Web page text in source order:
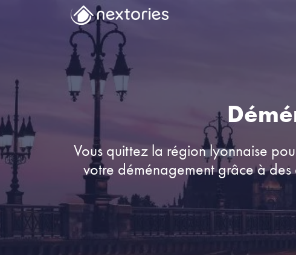
Vous quittez la région lyonnaise
votre déménagement grâce à des